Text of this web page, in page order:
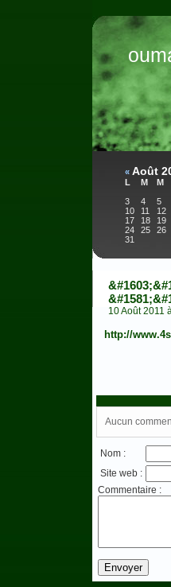
« Août
L M M
3
4 5
10
11 12
17
18 19
24
25 26
31
10 Août 2011
http://
Aucun
Nom :
Site web :
Commentaire :